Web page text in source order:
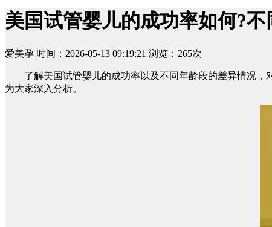
美国试管婴儿的成功率如何?
爱美孕 时间：2026-05-13 09:19:21 浏览：265次
了解美国试管婴儿的成功率以及不同年龄段的差异情况，
为大家深入分析。